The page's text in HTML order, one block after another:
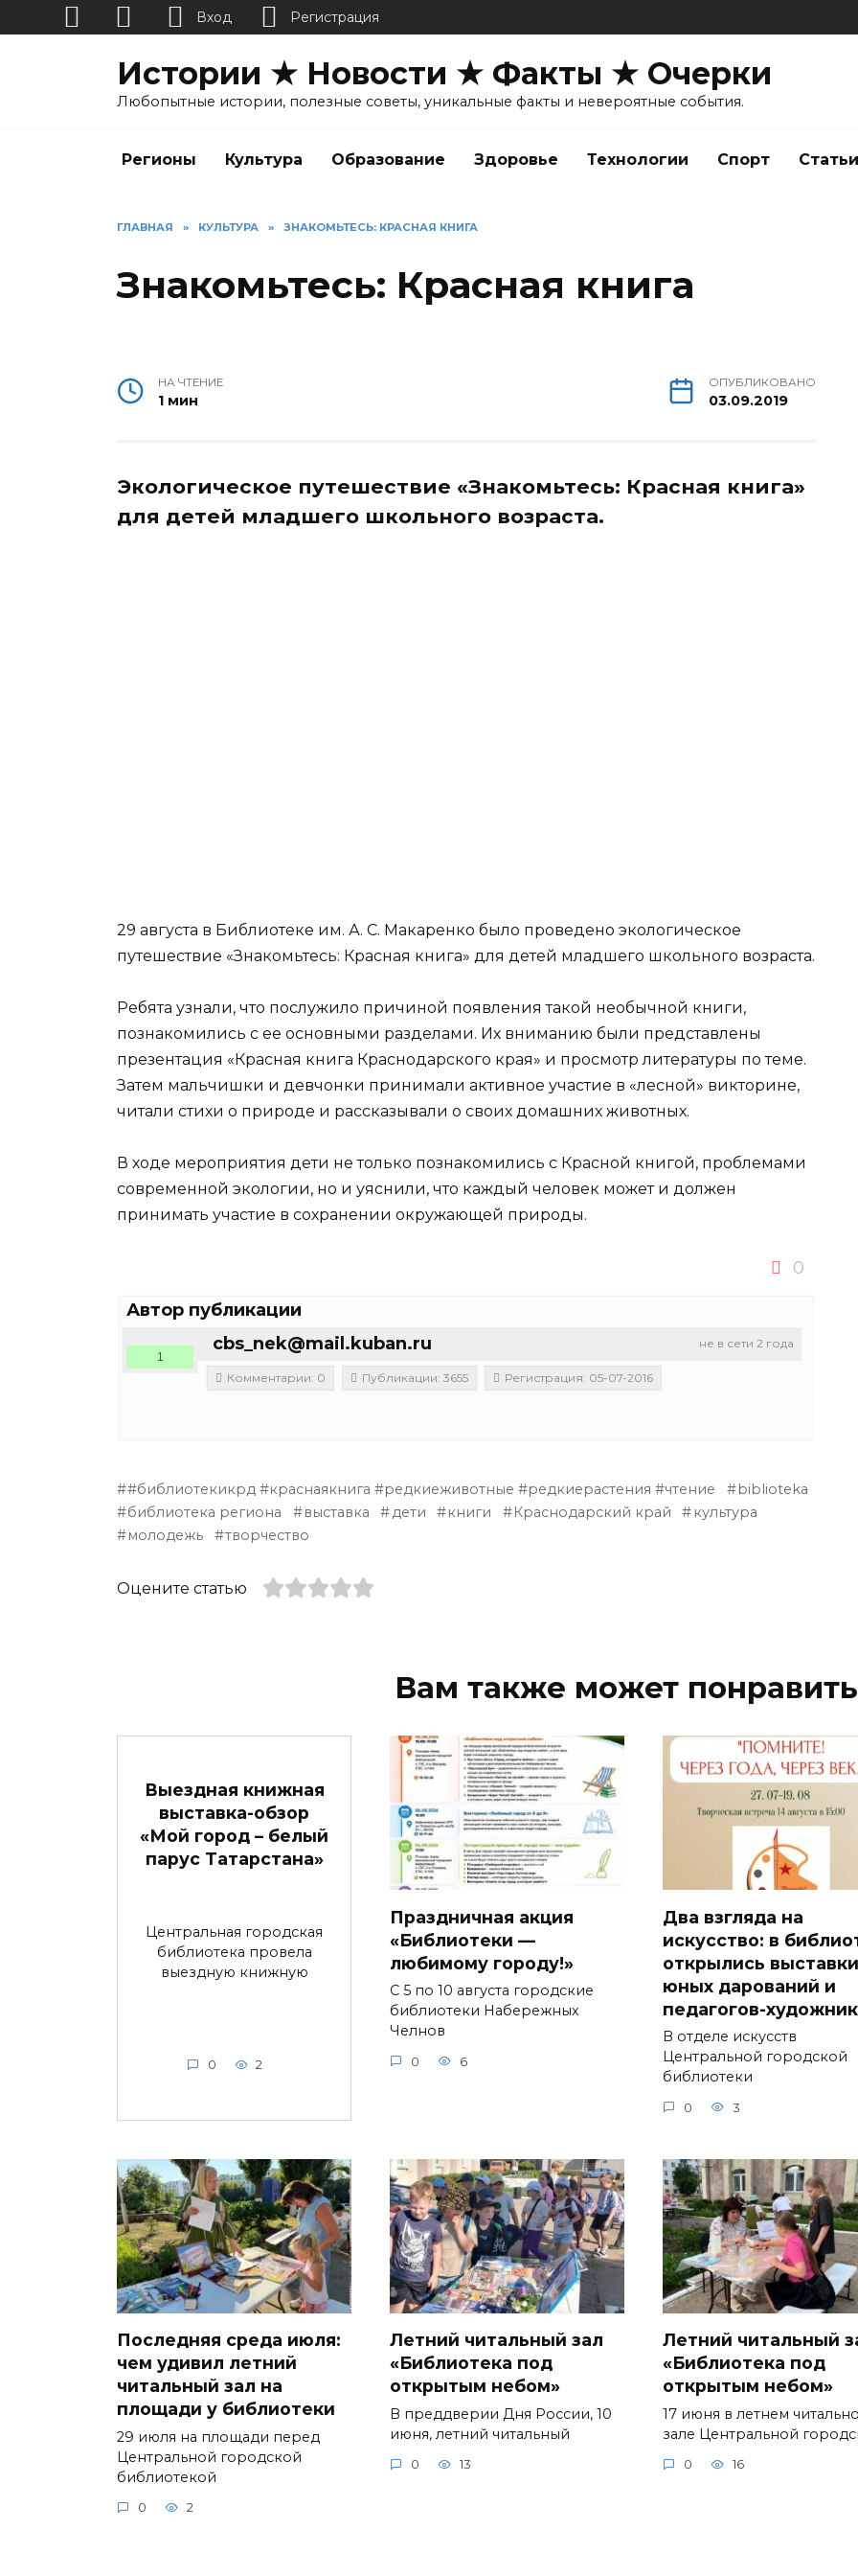
Истории ★ Новости ★ Факты ★ Очерки
Любопытные истории, полезные советы, уникальные факты и невероятные события.
Регионы Культура Образование Здоровье Технологии Спорт Статьи
ГЛАВНАЯ » КУЛЬТУРА » ЗНАКОМЬТЕСЬ: КРАСНАЯ КНИГА
Знакомьтесь: Красная книга
НА ЧТЕНИЕ
1 мин
ОПУБЛИКОВАНО
03.09.2019
Экологическое путешествие «Знакомьтесь: Красная книга»
для детей младшего школьного возраста.
29 августа в Библиотеке им. А. С. Макаренко было проведено экологическое
путешествие «Знакомьтесь: Красная книга» для детей младшего школьного возраста.
Ребята узнали, что послужило причиной появления такой необычной книги,
познакомились с ее основными разделами. Их вниманию были представлены
презентация «Красная книга Краснодарского края» и просмотр литературы по теме.
Затем мальчишки и девчонки принимали активное участие в «лесной» викторине,
читали стихи о природе и рассказывали о своих домашних животных.
В ходе мероприятия дети не только познакомились с Красной книгой, проблемами
современной экологии, но и уяснили, что каждый человек может и должен
принимать участие в сохранении окружающей природы.
0
Автор публикации
не в сети 2 года
cbs_nek@mail.kuban.ru
1
Комментарии: 0 Публикации: 3655 Регистрация: 05-07-2016
#библиотекикрд #краснаякнига #редкиеживотные #редкиерастения #чтение
biblioteka
библиотека региона
выставка дети книги Краснодарский край
культура
молодежь
творчество
Оцените статью
Вам также может
Выездная книжная
выставка-обзор
«Мой город – белый
парус Татарстана»
Центральная городская
библиотека провела
выездную книжную
0 2
Праздничная акция
«Библиотеки —
любимому городу!»
С 5 по 10 августа городские
библиотеки Набережных
Челнов
0 6
Два взгляда на
искусство: в
открылись выставки
юных дарований и
педагогов-
В отделе искусств
Центральной городской
библиотеки
0 3
Последняя среда июля:
чем удивил летний
читальный зал на
площади у библиотеки
29 июля на площади перед
Центральной городской
библиотекой
0 2
Летний читальный зал
«Библиотека под
открытым небом»
В преддверии Дня России, 10
июня, летний читальный
0 13
Летний читальный
«Библиотека под
открытым небом»
17 июня в летнем
зале Центральной
0 16
Вход Регистрация